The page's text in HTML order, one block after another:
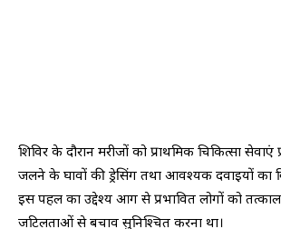
शिविर के दौरान मरीजों को प्राथमिक चिकित्सा
जलने के घावों की ड्रेसिंग तथा आवश्यक दवाइयों का
इस पहल का उद्देश्य आग से प्रभावित लोगों को
जटिलताओं से बचाव सुनिश्चित करना था।